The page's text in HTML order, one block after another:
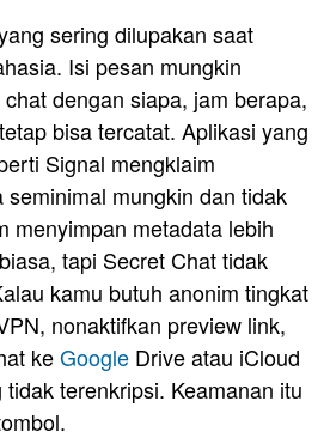
sering dilupakan saat
Isi pesan mungkin
chat dengan siapa, jam berapa,
bisa tercatat. Aplikasi yang
Signal mengklaim
mungkin dan tidak
menyimpan metadata lebih
tapi Secret Chat tidak
kamu butuh anonim tingkat
nonaktifkan preview link,
keGoogle Drive atau iCloud
terenkripsi. Keamanan itu